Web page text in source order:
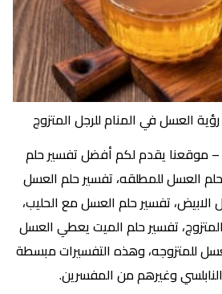
العسل في المنام للرجل المتزوج
موقعنا يقدم لكم أفضل تفسير حلم
العسل للمطلقه، تفسير حلم العسل
الابيض، تفسير حلم العسل مع الحليب،
تفسير حلم الميت يعطي العسل
للمتزوجه، وهذه التفسيرات مبسطة
وغيرهم من المفسرين.